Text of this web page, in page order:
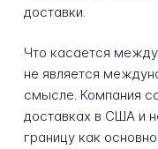
доставки.
Что касается
не является
смысле. Компания
доставках в США и
границу как